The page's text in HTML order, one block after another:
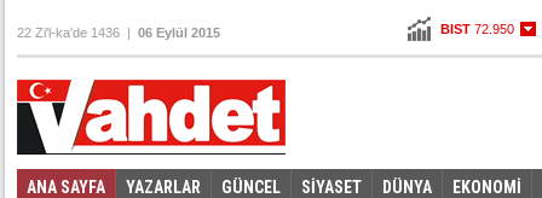
BIST 72.950
Altın107,538
22 Zi'l-ka'de 1436 | 06 Eylül 2015
ANA SAYFA YAZARLAR GÜNCEL SİYASET DÜNYA EKONOMİ